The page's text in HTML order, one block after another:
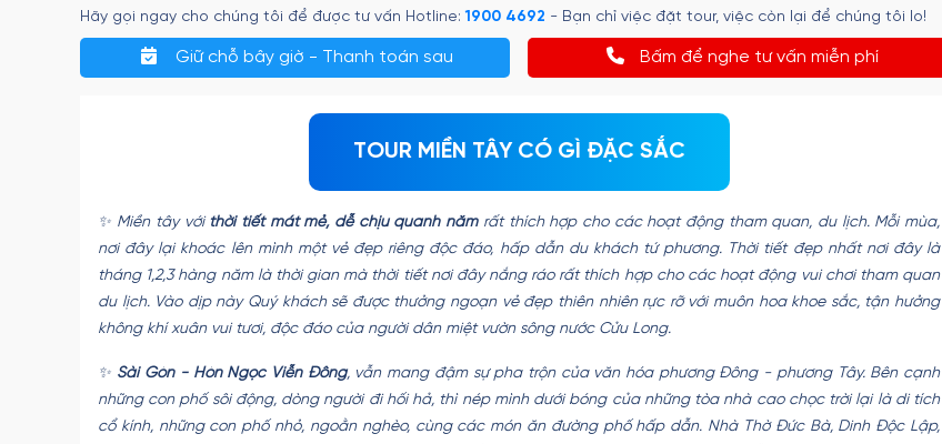
Hãy gọi ngay cho chúng tôi để được tư vấn Hotline:1900 4692 - Bạn chỉ việc đặt tour, việc còn lại để chúng tôi lo!
Giữ chỗ bây giờ - Thanh toán sau Bấm để nghe tư vấn miễn phí
TOUR MIỀN TÂY CÓ GÌ ĐẶC SẮC
✨ Miền tây với thời tiết mát mẻ, dễ chịu quanh nămrất thích hợp cho các hoạt động tham quan, du lịch. Mỗi mùa,
nơi đây lại khoác lên mình một vẻ đẹp riêng độc đáo, hấp dẫn du khách tứ phương. Thời tiết đẹp nhất nơi đây là
tháng 1,2,3 hàng năm là thời gian mà thời tiết nơi đây nắng ráo rất thích hợp cho các hoạt động vui chơi tham quan
du lịch. Vào dịp này Quý khách sẽ được thưởng ngoạn vẻ đẹp thiên nhiên rực rỡ với muôn hoa khoe sắc, tận hưởng
không khí xuân vui tươi, độc đáo của người dân miệt vườn sông nước Cửu Long.
✨ Sài Gòn - Hòn Ngọc Viễn Đông, vẫn mang đậm sự pha trộn của văn hóa phương Đông - phương Tây. Bên cạnh
những con phố sôi động, dòng người đi hối hả, thì nép mình dưới bóng của những tòa nhà cao chọc trời lại là di tích
cổ kính, những con phố nhỏ, ngoằn nghèo, cùng các món ăn đường phố hấp dẫn. Nhà Thờ Đức Bà, Dinh Độc Lập,